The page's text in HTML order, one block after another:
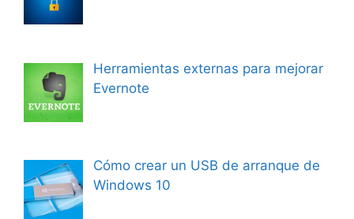
Herramientas externas para mejorar
Evernote
Cómo crear un USB de arranque de
Windows 10